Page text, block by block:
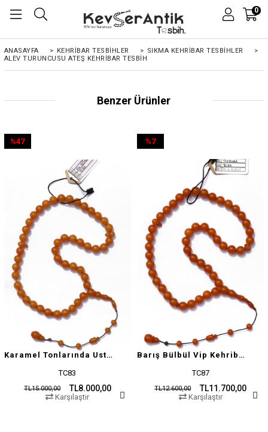
0
ANASAYFA > KEHRIBAR TESBIHLER > SIKMA KEHRİBAR TESBİHLER
>
ALEV TURUNCUSU ATEŞ KEHRIBAR TESBIH
Benzer Ürünler
Karamel Tonlarında Usta İşçilikli Tesbih
TC83
TL8.000,00
TL15.000,00
%47
Karşılaştır
Barış Bülbül Vip Kehribar Tesbih
TC87
TL11.700,00
TL12.600,00
%7
Karşılaştır